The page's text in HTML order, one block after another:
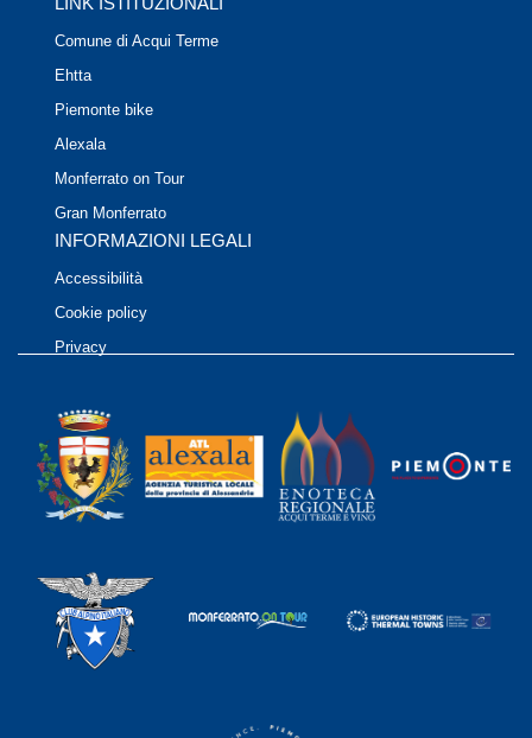
Comune di Acqui Terme
Ehtta
Piemonte bike
Alexala
Monferrato on Tour
Gran Monferrato
INFORMAZIONI LEGALI
Accessibilità
Cookie policy
Privacy